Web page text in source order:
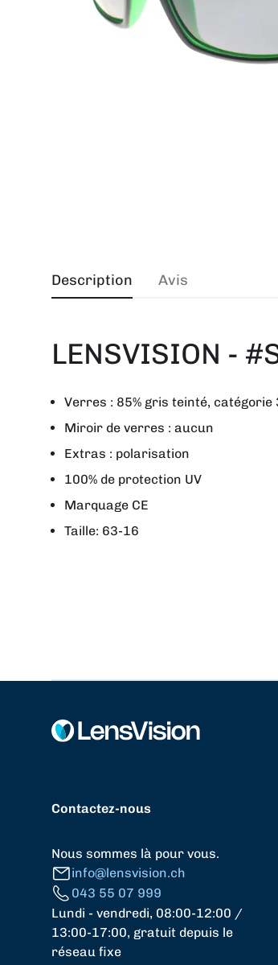
Description
LENSVISION -
Verres : 85% gris teinté, catégorie
Miroir de verres : aucun
Extras : polarisation
100% de protection UV
Marquage CE
Taille: 63-16
Avis
Contactez-nous
Nous sommes là pour vous.
info@lensvision.ch
043 55 07 999
Lundi - vendredi, 08:00-12:00 /
13:00-17:00, gratuit depuis le
réseau fixe